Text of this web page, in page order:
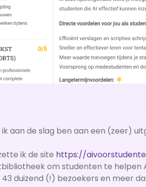
aan de slag ben aan een (zeer)
ik de site https://
om studenten te helpen
duizend (!) bezoekers en meer